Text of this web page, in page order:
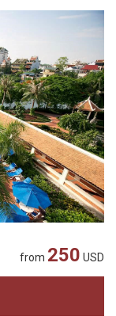
from 250 USD